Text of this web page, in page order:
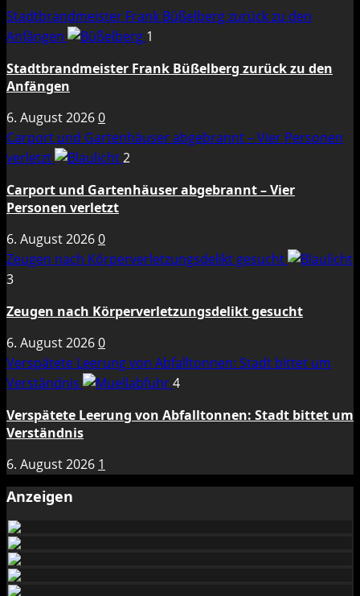
Stadtbrandmeister Frank Büßelberg zurück zu den
Anfängen
1
Stadtbrandmeister Frank Büßelberg zurück zu den
Anfängen
6. August 20260
Carport und Gartenhäuser abgebrannt – Vier Personen
verletzt
2
Carport und Gartenhäuser abgebrannt – Vier
Personen verletzt
6. August 20260
Zeugen nach Körperverletzungsdelikt gesucht
3
Zeugen nach Körperverletzungsdelikt gesucht
6. August 20260
Verspätete Leerung von Abfalltonnen: Stadt bittet um
Verständnis
4
Verspätete Leerung von Abfalltonnen: Stadt bittet um
Verständnis
6. August 2026 1
Anzeigen